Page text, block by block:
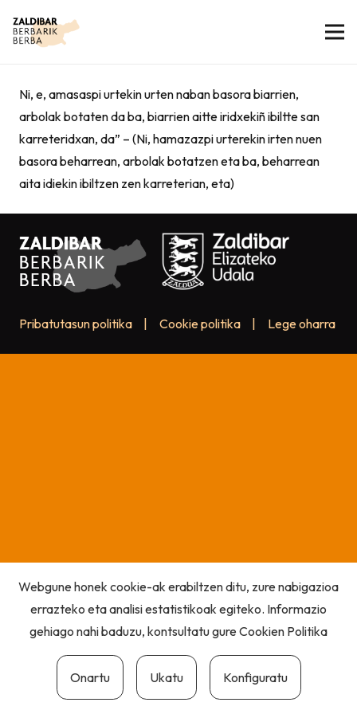
Ni, e, amasaspi urtekin urten naban basora biarrien,
arbolak botaten da ba, biarrien aitte iridxekiñ ibiltte san
karreteridxan, da” – (Ni, hamazazpi urterekin irten nuen
basora beharrean, arbolak botatzen eta ba, beharrean
aita idiekin ibiltzen zen karreterian, eta)
Pribatutasun politika Cookie politika Lege oharra
Webgune honek cookie-ak erabiltzen ditu, zure nabigazioa
errazteko eta analisi estatistikoak egiteko. Informazio
gehiago nahi baduzu, kontsultatu gureCookien Politika
Onartu Ukatu Konfiguratu